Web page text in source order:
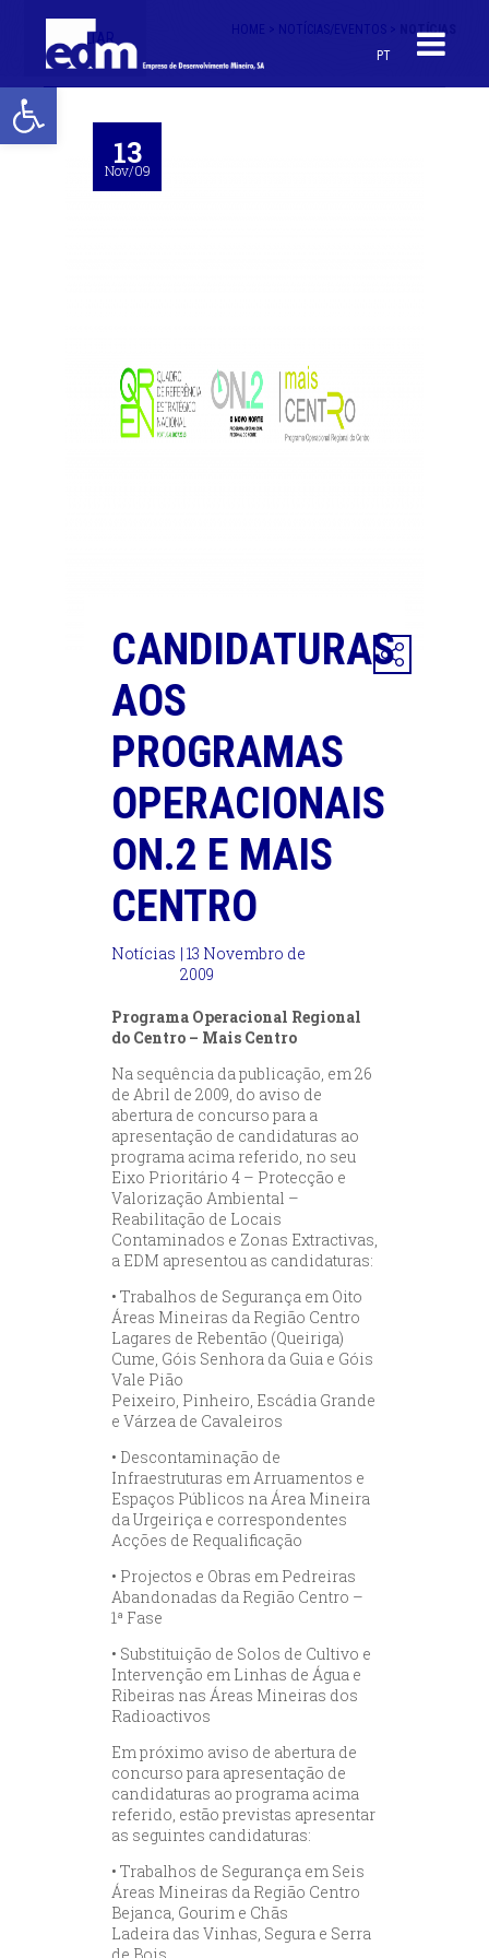
Open toolbar
PT
< VOLTAR HOME > NOTÍCIAS/EVENTOS > NOTÍCIAS
13
Nov/09
CANDIDATURAS
AOS
PROGRAMAS
OPERACIONAIS
ON.2 E MAIS
CENTRO
Notícias | 13 Novembro de
2009
Programa Operacional Regional
do Centro – Mais Centro
Na sequência da publicação, em 26
de Abril de 2009, do aviso de
abertura de concurso para a
apresentação de candidaturas ao
programa acima referido, no seu
Eixo Prioritário 4 – Protecção e
Valorização Ambiental –
Reabilitação de Locais
Contaminados e Zonas Extractivas,
a EDM apresentou as candidaturas:
• Trabalhos de Segurança em Oito
Áreas Mineiras da Região Centro
Lagares de Rebentão (Queiriga)
Cume, Góis Senhora da Guia e Góis
Vale Pião
Peixeiro, Pinheiro, Escádia Grande
e Várzea de Cavaleiros
• Descontaminação de
Infraestruturas em Arruamentos e
Espaços Públicos na Área Mineira
da Urgeiriça e correspondentes
Acções de Requalificação
• Projectos e Obras em Pedreiras
Abandonadas da Região Centro –
1ª Fase
• Substituição de Solos de Cultivo e
Intervenção em Linhas de Água e
Ribeiras nas Áreas Mineiras dos
Radioactivos
Em próximo aviso de abertura de
concurso para apresentação de
candidaturas ao programa acima
referido, estão previstas apresentar
as seguintes candidaturas:
• Trabalhos de Segurança em Seis
Áreas Mineiras da Região Centro
Bejanca, Gourim e Chãs
Ladeira das Vinhas, Segura e Serra